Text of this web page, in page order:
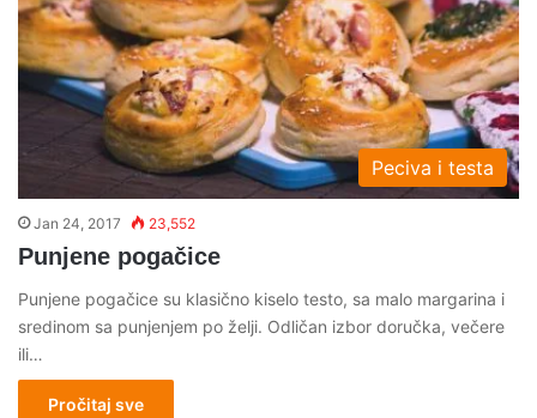
Peciva i testa
Jan 24, 2017 23,552
Punjene pogačice
Punjene pogačice su klasično kiselo testo, sa malo margarina i
sredinom sa punjenjem po želji. Odličan izbor doručka, večere
ili…
Pročitaj sve